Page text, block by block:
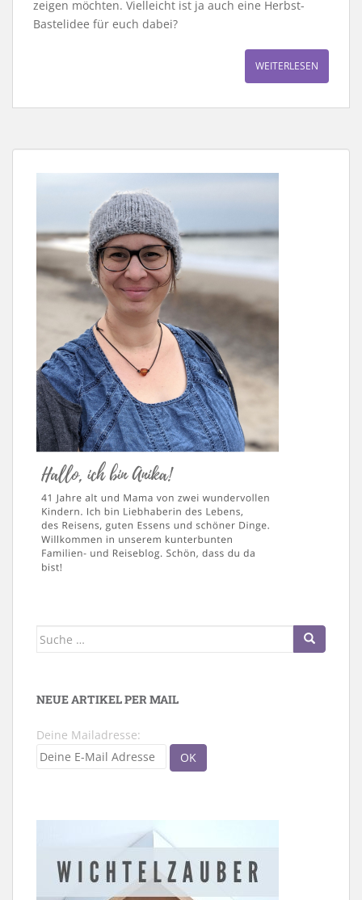
zeigen möchten. Vielleicht ist ja auch eine Herbst-
Bastelidee für euch dabei?
WEITERLESEN
Suche
NEUE ARTIKEL PER MAIL
Deine Mailadresse: